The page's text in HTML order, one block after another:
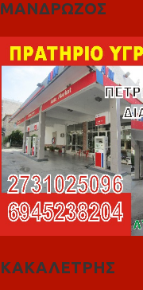
ΜΑΝΔΡΩΖΟΣ
ΚΑΚΑΛΕΤΡΗΣ